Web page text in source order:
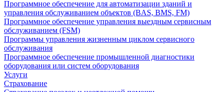
Программное обеспечение для автоматизации зданий и
управления обслуживанием объектов (BAS, BMS, FM)
Программное обеспечение управления выездным сервисным
обслуживанием (FSM)
Программы управления жизненным циклом сервисного
обслуживания
Программное обеспечение промышленной диагностики
оборудования или систем оборудования
Услуги
Страхование